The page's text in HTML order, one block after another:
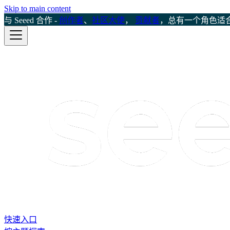
Skip to main content
与 Seeed 合作 - 创作者、 社区大使， 贡献者，总有一个角色适
快速入口